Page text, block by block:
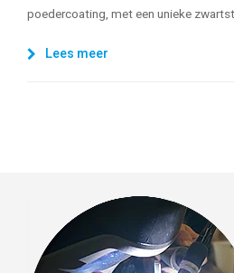
poedercoating, met een unieke
Lees meer